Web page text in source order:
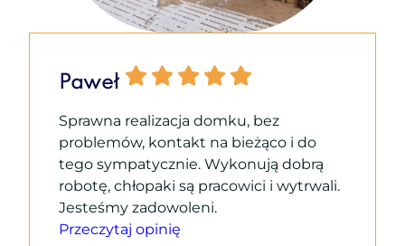
Paweł
Sprawna realizacja domku, bez
problemów, kontakt na bieżąco i do
tego sympatycznie. Wykonują dobrą
robotę, chłopaki są pracowici i wytrwali.
Jesteśmy zadowoleni.
Przeczytaj opinię